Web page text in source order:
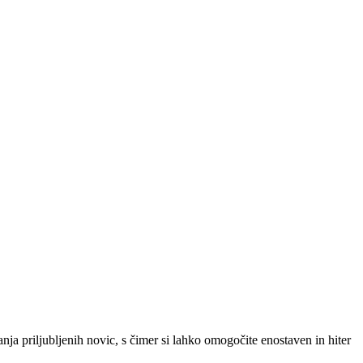
priljubljenih novic, s čimer si lahko omogočite enostaven in hiter